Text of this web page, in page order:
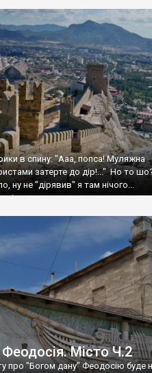
в спину: "Ааа, попса! Муляжна
затерте до дір!..." Но то
ну не "дірявив" я там нічого...
літа.
Місто Ч.2
про "Богом дану" Феодосію буде